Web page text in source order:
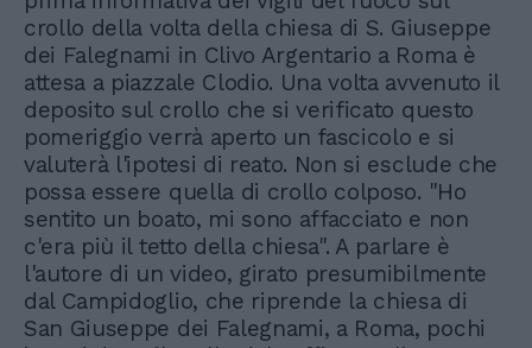
crollo della volta della chiesa di S. Giuseppe
dei Falegnami in Clivo Argentario a Roma è
attesa a piazzale Clodio. Una volta avvenuto il
deposito sul crollo che si verificato questo
pomeriggio verrà aperto un fascicolo e si
valuterà l'ipotesi di reato. Non si esclude che
possa essere quella di crollo colposo. "Ho
sentito un boato, mi sono affacciato e non
c'era più il tetto della chiesa". A parlare è
l'autore di un video, girato presumibilmente
dal Campidoglio, che riprende la chiesa di
San Giuseppe dei Falegnami, a Roma, pochi